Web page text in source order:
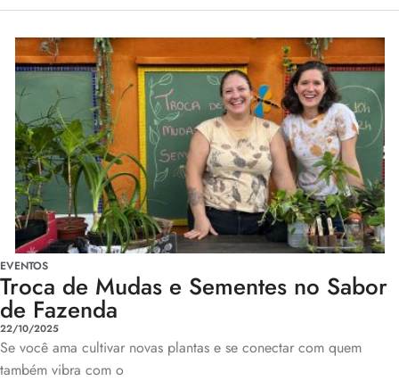
EVENTOS
Troca de Mudas e Sementes no Sabor
de Fazenda
22/10/2025
Se você ama cultivar novas plantas e se conectar com quem
também vibra com o